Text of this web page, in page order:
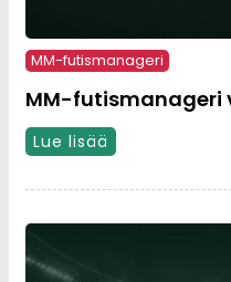
MM-futismanageri
MM-futismanageri
Lue lisää